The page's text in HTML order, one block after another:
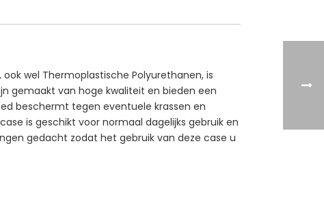
wel Thermoplastische Polyurethanen, is
gemaakt van hoge kwaliteit en bieden een
beschermt tegen eventuele krassen en
is geschikt voor normaal dagelijks gebruik en
gedacht zodat het gebruik van deze case u